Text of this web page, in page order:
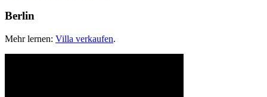
Berlin
Mehr lernen: Villa verkaufen.